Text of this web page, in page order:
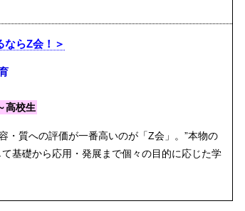
ならZ会！＞
高校生
・質への評価が一番高いのが「Z会」。”本物の
基礎から応用・発展まで個々の目的に応じた学